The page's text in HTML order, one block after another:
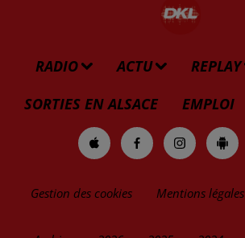
RADIO ACTU REPLAY
SORTIES EN ALSACE
EMPLOI
Gestion des cookies Mentions légales